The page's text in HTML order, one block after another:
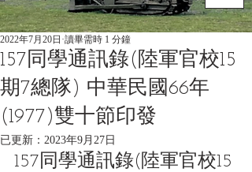
157同學通訊錄(陸軍官校15
期7總隊) 中華民國66年
(1977)雙十節印發
2022年7月20日 讀畢需時 1 分鐘
已更新： 2023年9月27日
157同學通訊錄(陸軍官校15